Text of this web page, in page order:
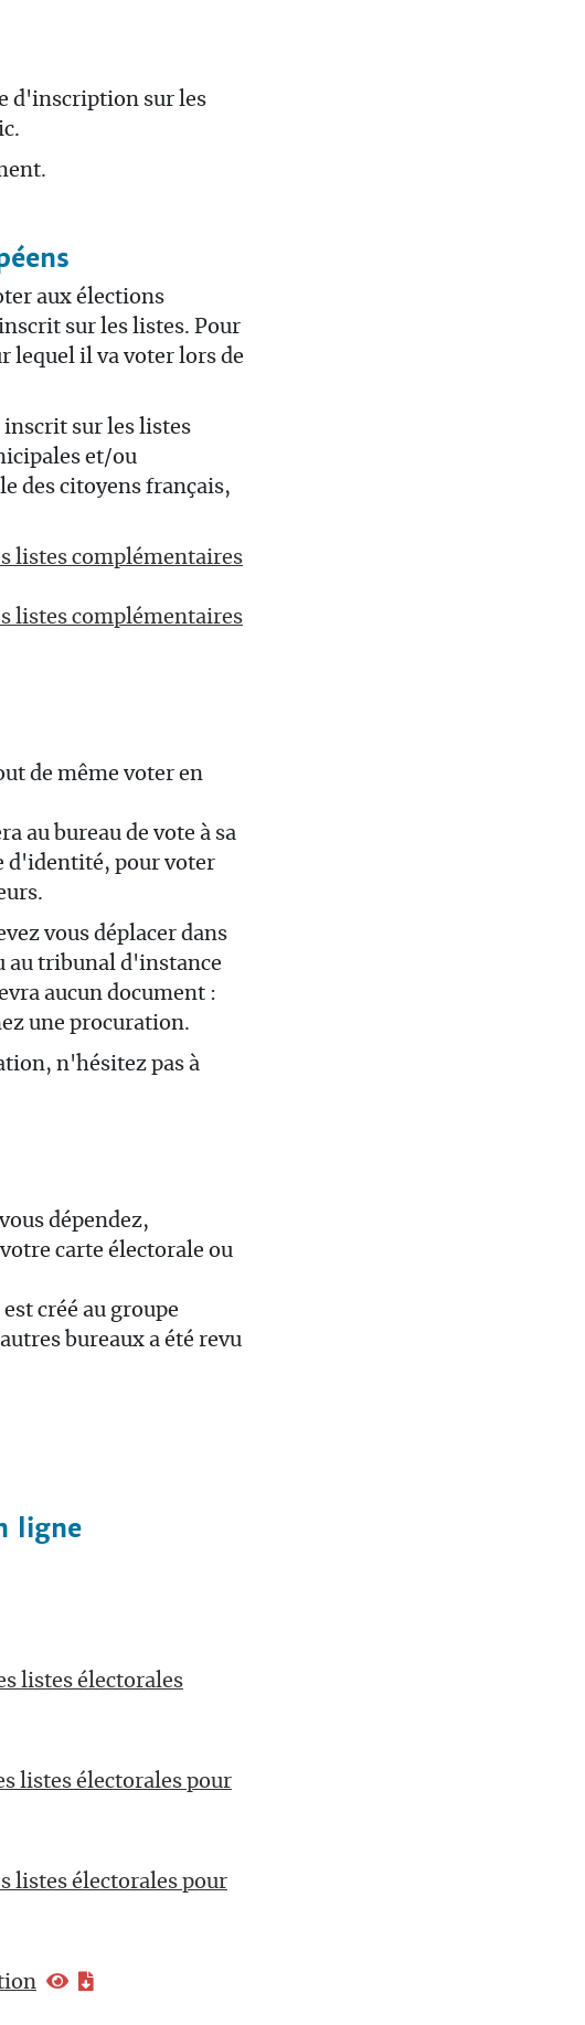
d'inscription sur les
aux élections
sur les listes. Pour
lequel il va voter lors de
inscrit sur les listes
et/ou
des citoyens français,
listes complémentaires
listes complémentaires
de même voter en
au bureau de vote à sa
d'identité, pour voter
vous déplacer dans
au tribunal d'instance
aucun document :
une procuration.
n'hésitez pas à
dépendez,
carte électorale ou
créé au groupe
bureaux a été revu
ligne
listes électorales
listes électorales pour
listes électorales pour